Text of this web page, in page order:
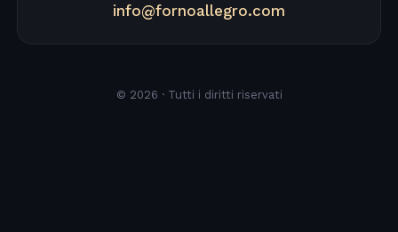
info@fornoallegro.com
© 2026 · Tutti i diritti riservati